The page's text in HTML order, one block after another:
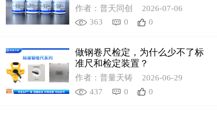
作者：普天同创
2026-07-06
363
0 0
做钢卷尺检定，为什么少不了标
准尺和检定装置？
作者：普量天铸
2026-06-29
437
0 0